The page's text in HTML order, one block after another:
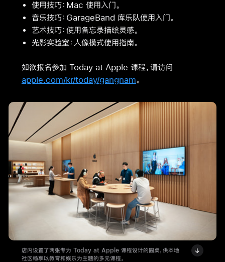
使用技巧：Mac 使用入门。
音乐技巧：GarageBand 库乐队使用入门。
艺术技巧：使用备忘录描绘灵感。
光影实验室：人像模式使用指南。
如欲报名参加 Today at Apple 课程，请访问
apple.com/kr/today/gangnam。
店内设置了两张专为 Today at Apple 课程设计的圆桌，供本地
社区畅享以教育和娱乐为主题的多元课程。